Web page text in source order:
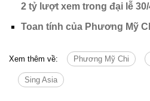
2 tỷ lượt xem trong đại lễ
Toan tính của Phương Mỹ
Xem thêm về: Phương Mỹ Chi
Sing Asia